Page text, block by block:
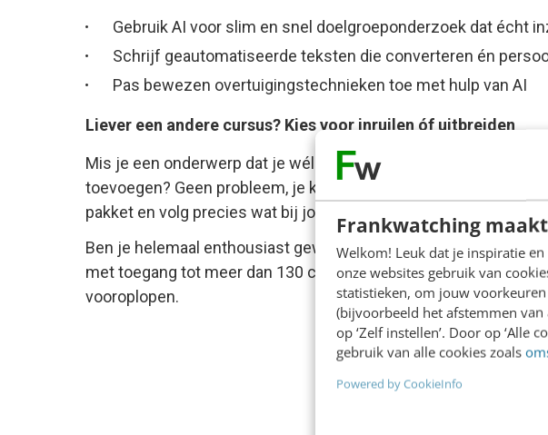
Frankwatching
Welkom! Leuk dat je inspiratie
onze websites gebruik van
statistieken, om jouw
(bijvoorbeeld het afstemmen
op ‘Zelf instellen’. Door op ‘Alle
gebruik van alle cookies zoals
Powered by CookieInfo
Gebruik AI voor slim en snel doelgroeponderzoek dat écht
Schrijf geautomatiseerde teksten die converteren én
Pas bewezen overtuigingstechnieken toe met hulp van AI
Liever een andere cursus? Kies voor inruilen óf uitbreiden
Mis je een onderwerp dat je wél graag had willen leren? Of wil je
toevoegen? Geen probleem, je kunt je eigen cursuspakket
pakket en volg precies wat bij jouw leerdoelen past.
Ben je helemaal enthousiast geworden? Ontdek dan Video
met toegang tot meer dan 130 cursussen en masterclasses.
vooroplopen.